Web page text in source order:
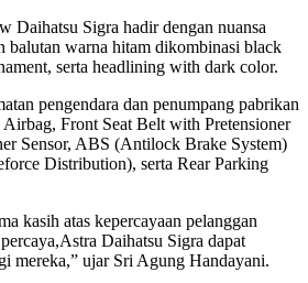
Daihatsu Sigra hadir dengan nuansa
balutan warna hitam dikombinasi black
serta headlining with dark color.
pengendara dan penumpang pabrikan
Front Seat Belt with Pretensioner
Sensor, ABS (Antilock Brake System)
Distribution), serta Rear Parking
kasih atas kepercayaan pelanggan
Daihatsu Sigra dapat
mereka,” ujar Sri Agung Handayani.